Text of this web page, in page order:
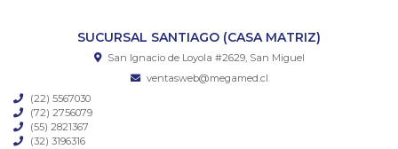
SUCURSAL SANTIAGO (CASA MATRIZ)
San Ignacio de Loyola #2629, San Miguel
ventasweb@megamed.cl
(22) 5567030
(72) 2756079
(55) 2821367
(32) 3196316